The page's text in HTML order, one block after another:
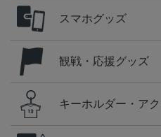
スマホグッズ
観戦・応援グッズ
キーホルダー・ア